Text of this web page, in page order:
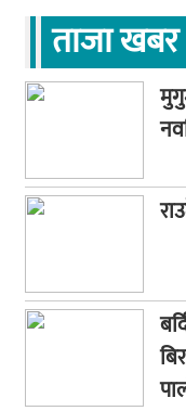
ताजा खबर